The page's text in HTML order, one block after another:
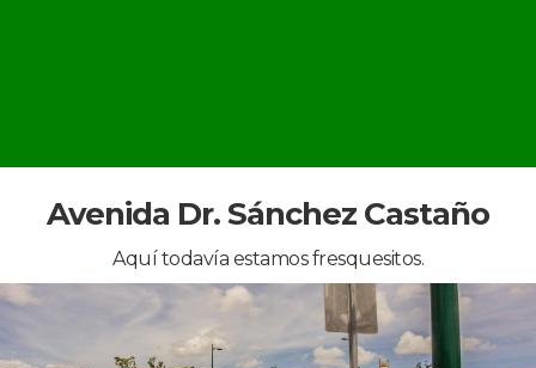
Avenida Dr. Sánchez Castaño
Aquí todavía estamos fresquesitos.